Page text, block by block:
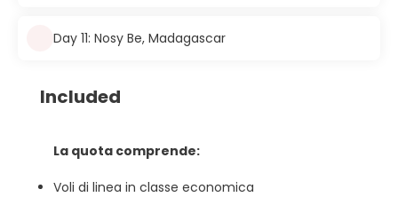
Day 11: Nosy Be, Madagascar
Included
La quota comprende:
Voli di linea in classe economica